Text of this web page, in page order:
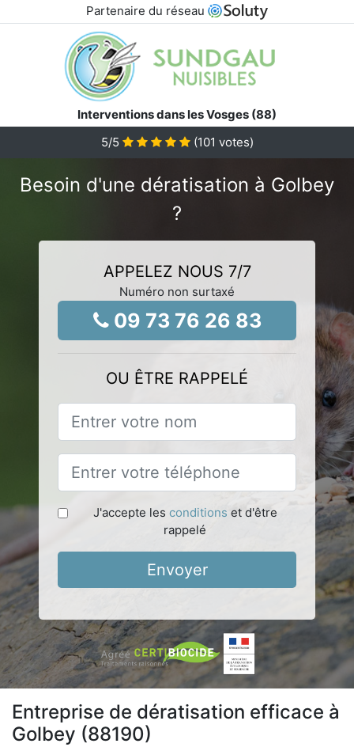
Partenaire du réseau
Interventions dans les Vosges (88)
5/5 (101 votes)
Besoin d'une dératisation à Golbey
?
APPELEZ NOUS 7/7
Numéro non surtaxé
09 73 76 26 83
OU ÊTRE RAPPELÉ
J'accepte les conditions et d'être
rappelé
Envoyer
Entreprise de dératisation efficace à
Golbey (88190)